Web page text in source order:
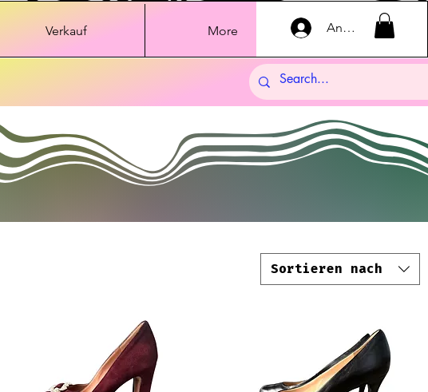
Verkauf More Anmelden
Sortieren nach